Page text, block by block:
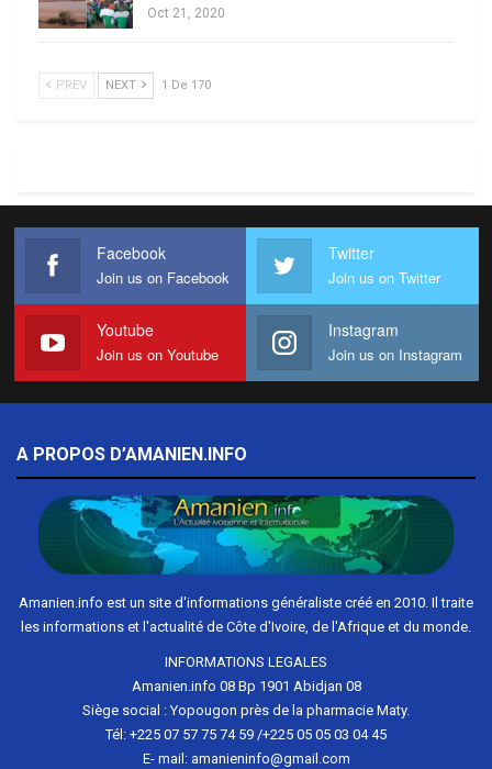
Oct 21, 2020
PREV NEXT 1 De 170
Facebook
Join us on Facebook
Twitter
Join us on Twitter
Youtube
Join us on Youtube
Instagram
Join us on Instagram
A PROPOS D’AMANIEN.INFO
Amanien.info est un site d'informations généraliste créé en 2010. Il traite
les informations et l'actualité de Côte d'Ivoire, de l'Afrique et du monde.
INFORMATIONS LEGALES
Amanien.info 08 Bp 1901 Abidjan 08
Siège social : Yopougon près de la pharmacie Maty.
Tél: +225 07 57 75 74 59 /+225 05 05 03 04 45
E- mail: amanieninfo@gmail.com